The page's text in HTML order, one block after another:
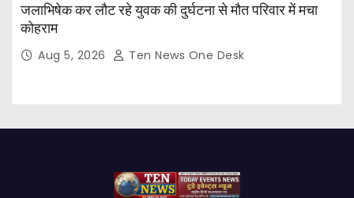
जलाभिषेक कर लौट रहे युवक की दुर्घटना से मौत परिवार में मचा
कोहराम
Aug 5, 2026 Ten News One Desk